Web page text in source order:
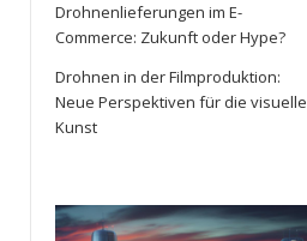
Drohnenlieferungen im E-
Commerce: Zukunft oder Hype?
Drohnen in der Filmproduktion:
Neue Perspektiven für die visuelle
Kunst